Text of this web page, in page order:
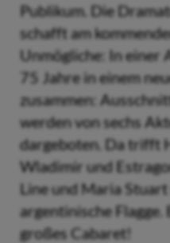
Publikum. Die
schafft am
Unmögliche: In einer
75 Jahre in einem
zusammen:
werden von sechs
dargeboten. Da trifft
Wladimir und
Line und Maria
argentinische Flagge.
großes Cabaret!